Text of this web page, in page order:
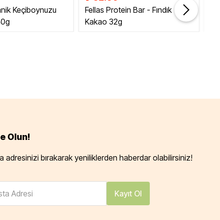
Keçiboynuzu
Fellas Protein Bar - Fındık
Kakao 32g
Olun!
adresinizi bırakarak yeniliklerden haberdar olabilirsiniz!
Adresi Kayıt Ol